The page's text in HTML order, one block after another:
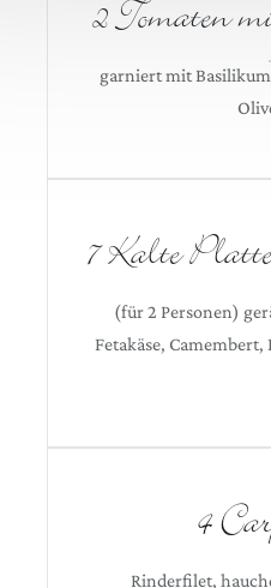
2 Tomaten
garniert mit
7 Kalte
(für 2 Personen)
Fetakäse,
4
Rinderfilet,